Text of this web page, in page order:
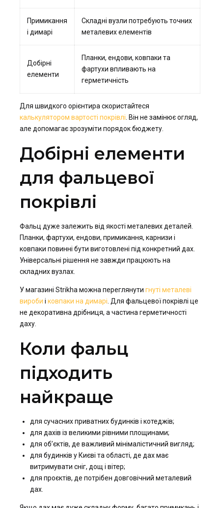
Примикання
і димарі
Складні вузли потребують точних
металевих елементів
Добірні
елементи
Планки, ендови, ковпаки та
фартухи впливають на
герметичність
Для швидкого орієнтира скористайтеся
калькулятором вартості покрівлі . Він не замінює огляд,
але допомагає зрозуміти порядок бюджету.
Добірні елементи
для фальцевої
покрівлі
Фальц дуже залежить від якості металевих деталей.
Планки, фартухи, ендови, примикання, карнизи і
ковпаки повинні бути виготовлені під конкретний дах.
Універсальні рішення не завжди працюють на
складних вузлах.
У магазині Strikha можна переглянути гнуті металеві
вироби і ковпаки на димарі . Для фальцевої покрівлі це
не декоративна дрібниця, а частина герметичності
даху.
Коли фальц
підходить
найкраще
для сучасних приватних будинків і котеджів;
для дахів із великими рівними площинами;
для об’єктів, де важливий мінімалістичний вигляд;
для будинків у Києві та області, де дах має
витримувати сніг, дощ і вітер;
для проєктів, де потрібен довговічний металевий
дах.